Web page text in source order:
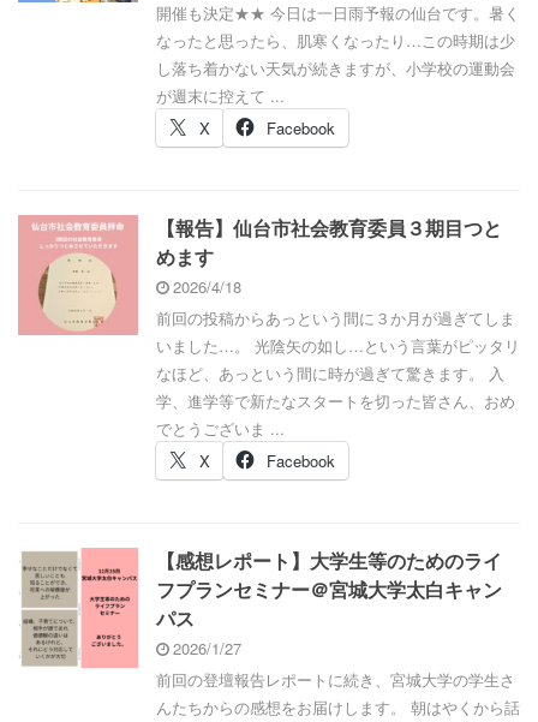
開催も決定★★ 今日は一日雨予報の仙台です。暑く
なったと思ったら、肌寒くなったり…この時期は少
し落ち着かない天気が続きますが、小学校の運動会
が週末に控えて ...
X
Facebook
【報告】仙台市社会教育委員３期目つと
めます
2026/4/18
前回の投稿からあっという間に３か月が過ぎてしま
いました…。 光陰矢の如し…という言葉がピッタリ
なほど、あっという間に時が過ぎて驚きます。 入
学、進学等で新たなスタートを切った皆さん、おめ
でとうございま ...
X
Facebook
【感想レポート】大学生等のためのライ
フプランセミナー＠宮城大学太白キャン
パス
2026/1/27
前回の登壇報告レポートに続き、宮城大学の学生さ
んたちからの感想をお届けします。 朝はやくから話